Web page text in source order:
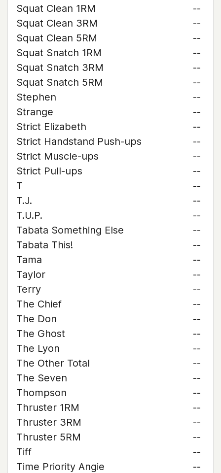
Squat Clean 1RM
--
Squat Clean 3RM
--
Squat Clean 5RM
--
Squat Snatch 1RM
--
Squat Snatch 3RM
--
Squat Snatch 5RM
--
Stephen
--
Strange
--
Strict Elizabeth
--
Strict Handstand Push-ups
--
Strict Muscle-ups
--
Strict Pull-ups
--
T
--
T.J.
--
T.U.P.
--
Tabata Something Else
--
Tabata This!
--
Tama
--
Taylor
--
Terry
--
The Chief
--
The Don
--
The Ghost
--
The Lyon
--
The Other Total
--
The Seven
--
Thompson
--
Thruster 1RM
--
Thruster 3RM
--
Thruster 5RM
--
Tiff
--
Time Priority Angie
--